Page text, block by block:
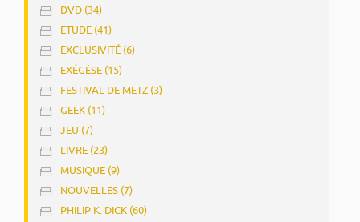
DVD (34)
ETUDE (41)
EXCLUSIVITÉ (6)
EXÉGÈSE (15)
FESTIVAL DE METZ (3)
GEEK (11)
JEU (7)
LIVRE (23)
MUSIQUE (9)
NOUVELLES (7)
PHILIP K. DICK (60)